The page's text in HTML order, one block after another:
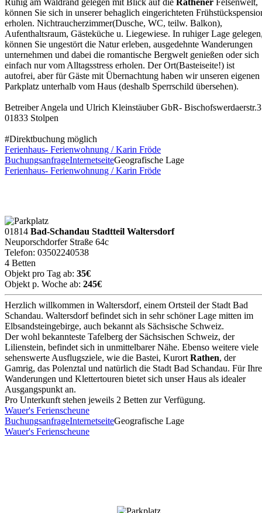
können Sie sich in unserer behaglich eingerichteten
erholen. Nichtraucherzimmer(Dusche, WC, teilw. Balkon),
Aufenthaltsraum, Gästeküche u. Liegewiese. In ruhiger Lage
können Sie ungestört die Natur erleben, ausgedehnte Wanderungen
unternehmen und dabei die romantische Bergwelt genießen oder sich
einfach nur vom Alltagsstress erholen. Der Ort(Basteiseite!) ist
autofrei, aber für Gäste mit Übernachtung haben wir unseren eigenen
Parkplatz unterhalb vom Haus (deshalb Sperrschild übersehen).
Betreiber Angela und Ulrich Kleinstäuber GbR-
01833 Stolpen
#Direktbuchung möglich
Ferienhaus- Ferienwohnung / Karin Fröde
BuchungsanfrageInternetseiteGeografische Lage
Ferienhaus- Ferienwohnung / Karin Fröde
01814 Bad-Schandau Stadtteil Waltersdorf
Neuporschdorfer Straße 64c
Telefon: 03502240538
4 Betten
Objekt pro Tag ab: 35€
Objekt p. Woche ab: 245€
Herzlich willkommen in Waltersdorf, einem Ortsteil der Stadt Bad
Schandau. Waltersdorf befindet sich in sehr schöner Lage mitten im
Elbsandsteingebirge, auch bekannt als Sächsische Schweiz.
Der wohl bekannteste Tafelberg der Sächsischen Schweiz, der
Lilienstein, befindet sich in unmittelbarer Nähe. Ebenso weitere viele
sehenswerte Ausflugsziele, wie die Bastei, Kurort Rathen, der
Gamrig, das Polenztal und natürlich die Stadt Bad Schandau. Für Ihre
Wanderungen und Klettertouren bietet sich unser Haus als idealer
Ausgangspunkt an.
Pro Unterkunft stehen jeweils 2 Betten zur Verfügung.
Wauer's Ferienscheune
BuchungsanfrageInternetseiteGeografische Lage
Wauer's Ferienscheune